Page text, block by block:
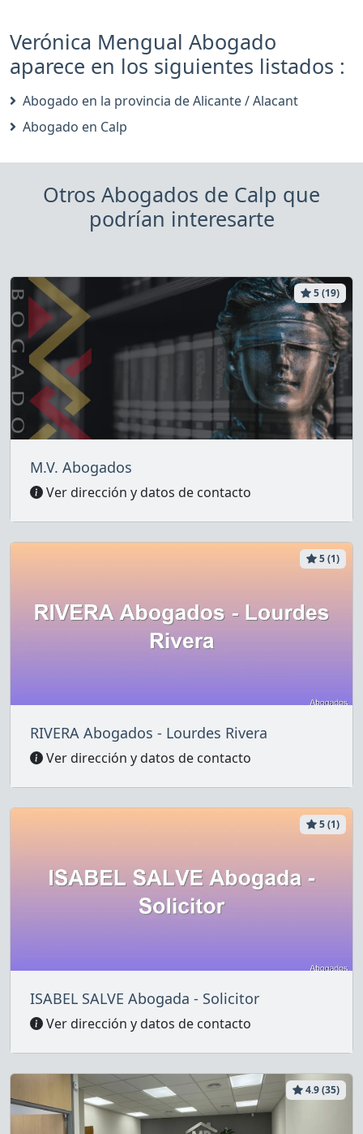
Verónica Mengual Abogado
aparece en los siguientes listados :
Abogado en la provincia de Alicante / Alacant
Abogado en Calp
Otros Abogados de Calp que
podrían interesarte
5 (19)
M.V. Abogados
Ver dirección y datos de contacto
5 (1)
RIVERA Abogados - Lourdes Rivera
Ver dirección y datos de contacto
5 (1)
ISABEL SALVE Abogada - Solicitor
Ver dirección y datos de contacto
4.9 (35)